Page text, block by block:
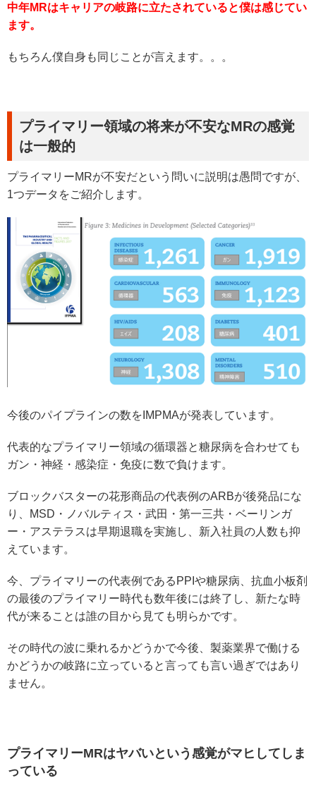
中年MRはキャリアの岐路に立たされていると僕は感じてい
ます。
もちろん僕自身も同じことが言えます。。。
プライマリー領域の将来が不安なMRの感覚
は一般的
プライマリーMRが不安だという問いに説明は愚問ですが、
1つデータをご紹介します。
今後のパイプラインの数をIMPMAが発表しています。
代表的なプライマリー領域の循環器と糖尿病を合わせても
ガン・神経・感染症・免疫に数で負けます。
ブロックバスターの花形商品の代表例のARBが後発品にな
り、MSD・ノバルティス・武田・第一三共・ベーリンガ
ー・アステラスは早期退職を実施し、新入社員の人数も抑
えています。
今、プライマリーの代表例であるPPIや糖尿病、抗血小板剤
の最後のプライマリー時代も数年後には終了し、新たな時
代が来ることは誰の目から見ても明らかです。
その時代の波に乗れるかどうかで今後、製薬業界で働ける
かどうかの岐路に立っていると言っても言い過ぎではあり
ません。
プライマリーMRはヤバいという感覚がマヒしてしま
っている